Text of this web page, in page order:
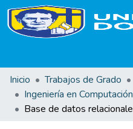
Inicio
Trabajos de Grado
Ingeniería en Computación